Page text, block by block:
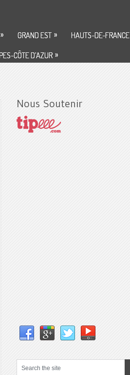
» GRAND EST » HAUTS-DE-FRANCE
CÔTE D’AZUR »
Nous Soutenir